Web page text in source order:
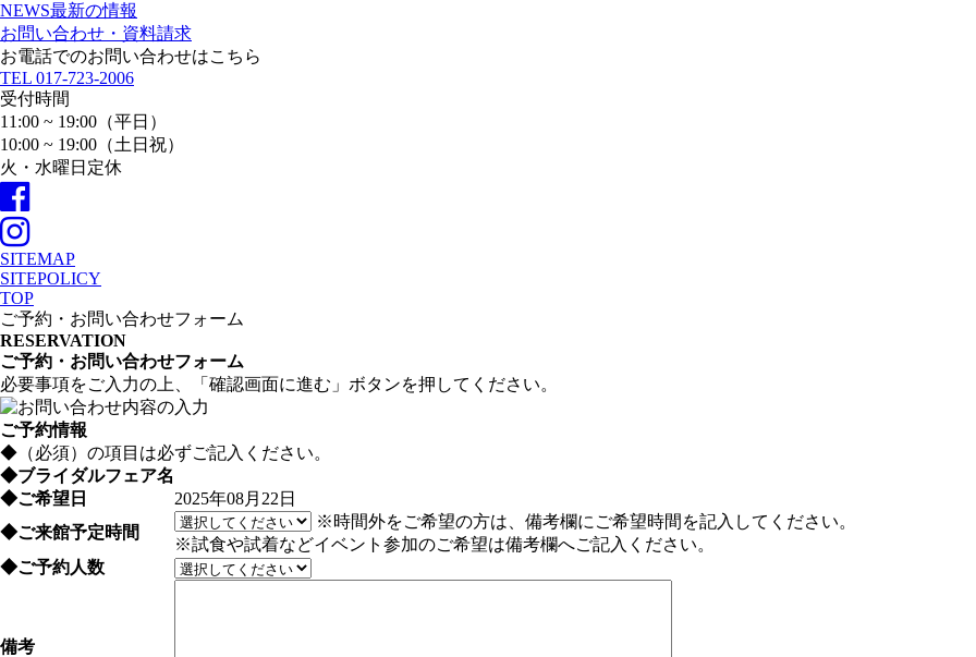
NEWS最新の情報
お問い合わせ・資料請求
お電話でのお問い合わせはこちら
TEL 017-723-2006
受付時間
11:00 ~ 19:00（平日）
10:00 ~ 19:00（土日祝）
火・水曜日定休
SITEMAP
SITEPOLICY
TOP
ご予約・お問い合わせフォーム
RESERVATION
ご予約・お問い合わせフォーム
必要事項をご入力の上、「確認画面に進む」ボタンを押してください。
ご予約情報
◆ （必須）の項目は必ずご記入ください。
◆ブライダルフェア名
◆ご希望日
2025年08月22日
◆ご来館予定時間
※時間外をご希望の方は、備考欄にご希望時間を記入してください。
※試食や試着などイベント参加のご希望は備考欄へご記入ください。
◆ご予約人数
備考